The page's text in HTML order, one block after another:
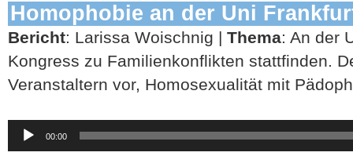
Homophobie an der Uni
Bericht: Larissa Woischnig | Thema: An der
Kongress zu Familienkonflikten stattfinden.
Veranstaltern vor, Homosexualität mit
Audio-
Player
00:00